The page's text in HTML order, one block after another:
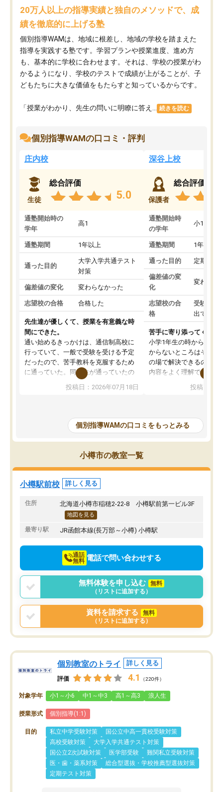
20万人以上の指導実績と独自のメソッドで、成
績を徹底的に上げる塾
個別指導WAMは、地域に根差し、地域の学校を踏まえた
指導を実践する塾です。学習プランや授業進度、進め方
も、基本的に学校に合わせます。それは、学校の授業がわ
かるようになり、学校のテストで成績が上がることが、子
どもたちに大きな価値をもたらすと知っているからです。
「授業がわかり、先生の問いに明瞭に答え... 続きを読む
個別指導WAMの口コミ・評判
庄内校
生徒
総合評価
5.0
通塾開始時の
学年
高1
通塾期間 1年以上
通った目的
大学入学共通テスト
対策
偏差値の変化 変わらなかった
志望校の合格 合格した
先生達が優しくて、授業を有意義な時
間にできた。
通い始めるきっかけは、通信制高校に
行っていて、一般で受験を受ける予定
だったので、苦手教科を克服するため
に通っていた。同級生が通っていたの
もあり、定期的に通うことができた。
講師の皆さんは雑談もさせていただき
ばすことができた。学習の進路相談な
ども親身に聞いてくれたお陰で、志望
校も絞ることができ、結果的に指定校
推薦での受験とはなったが、WAMに通
っていなければ、大切な友人や大学の
教授と出会うことができなかっため、
非常に感謝している。
投稿日：2026年07月18日
深谷上校
保護者
総合評価
通塾開始時
の学年
小1
通塾期間 1年以上
通った目的 定期テス
偏差値の変
化
変わらな
志望校の合
格
受験して
出ていな
苦手に寄り添ってくれる
小学1年生の時から通っ
からないところはその都
の場で解決できるので、
内容をよく理解できてい
いので最初は少し不安も
普段の教材にそって進め
く、苦手な分野は別プリ
て重点的に指導してくれ
子は1度も見せたことが
投稿日：
個別指導WAMの口コミをもっとみる
小樽市の教室一覧
小樽駅前校 詳しく見る
住所 北海道小樽市稲穂2-22-8 小樽駅前第一ビル3F
地図を見る
最寄り駅 JR函館本線(長万部～小樽) 小樽駅
通話
無料 電話で問い合わせする
無料体験を申し込む
無料
（リストに追加する）
資料を請求する
無料
（リストに追加する）
個別教室のトライ 詳しく見る
評価 4.1 （220件）
対象学年 小1～小6 中1～中3 高1～高3 浪人生
授業形式 個別指導(1:1)
目的 私立中学受験対策
国公立中高一貫校受験対策
高校受験対策
大学入学共通テスト対策
国公立2次試験対策
医学部受験
難関私立受験対策
医・歯・薬系対策
総合型選抜・学校推薦型選抜対策
定期テスト対策